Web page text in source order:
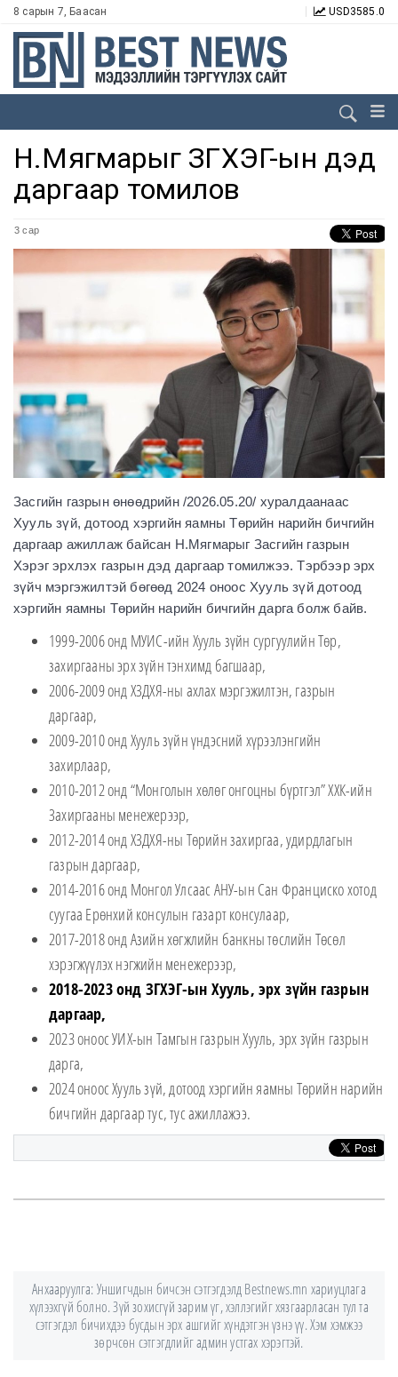
8 сарын 7, Баасан USD3585.0
Н.Мягмарыг ЗГХЭГ-ын дэд
даргаар томилов
3 сар
Засгийн газрын өнөөдрийн /2026.05.20/ хуралдаанаас
Хууль зүй, дотоод хэргийн яамны Төрийн нарийн бичгийн
даргаар ажиллаж байсан Н.Мягмарыг Засгийн газрын
Хэрэг эрхлэх газрын дэд даргаар томилжээ. Тэрбээр эрх
зүйч мэргэжилтэй бөгөөд 2024 оноос Хууль зүй дотоод
хэргийн яамны Төрийн нарийн бичгийн дарга болж байв.
1999-2006 онд МУИС-ийн Хууль зүйн сургуулийн Төр,
захиргааны эрх зүйн тэнхимд багшаар,
2006-2009 онд ХЗДХЯ-ны ахлах мэргэжилтэн, газрын
даргаар,
2009-2010 онд Хууль зүйн үндэсний хүрээлэнгийн
захирлаар,
2010-2012 онд “Монголын хөлөг онгоцны бүртгэл” ХХК-ийн
Захиргааны менежерээр,
2012-2014 онд ХЗДХЯ-ны Төрийн захиргаа, удирдлагын
газрын даргаар,
2014-2016 онд Монгол Улсаас АНУ-ын Сан Франциско хотод
суугаа Ерөнхий консулын газарт консулаар,
2017-2018 онд Азийн хөгжлийн банкны төслийн Төсөл
хэрэгжүүлэх нэгжийн менежерээр,
2018-2023 онд ЗГХЭГ-ын Хууль, эрх зүйн газрын
даргаар,
2023 оноос УИХ-ын Тамгын газрын Хууль, эрх зүйн газрын
дарга,
2024 оноос Хууль зүй, дотоод хэргийн яамны Төрийн нарийн
бичгийн даргаар тус, тус ажиллажээ.
Анхааруулга: Уншигчдын бичсэн сэтгэгдэлд Bestnews.mn хариуцлага
хүлээхгүй болно. Зүй зохисгүй зарим үг, хэллэгийг хязгаарласан тул та
сэтгэгдэл бичихдээ бусдын эрх ашгийг хүндэтгэн үзнэ үү. Хэм хэмжээ
зөрчсөн сэтгэгдлийг админ устгах хэрэгтэй.